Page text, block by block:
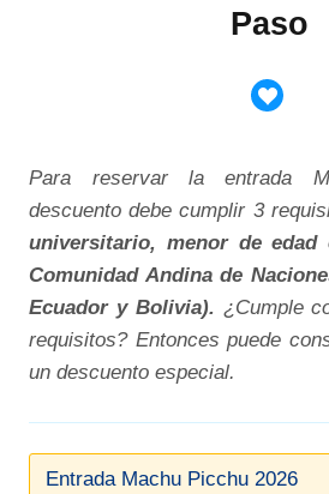
Paso
Para reservar la entrada
descuento debe cumplir 3
universitario, menor de
Comunidad Andina de
Ecuador y Bolivia). ¿Cumple
requisitos? Entonces puede
un descuento especial.
Entrada Machu Picchu 2026